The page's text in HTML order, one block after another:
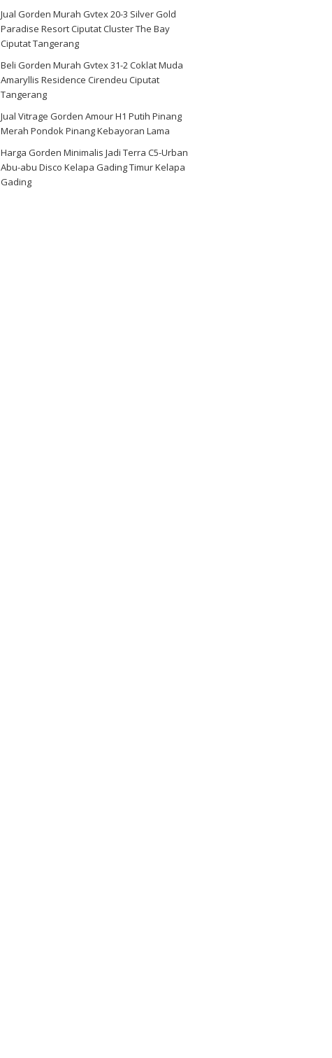
Jual Gorden Murah Gvtex 20-3 Silver Gold
Paradise Resort Ciputat Cluster The Bay
Ciputat Tangerang
Beli Gorden Murah Gvtex 31-2 Coklat Muda
Amaryllis Residence Cirendeu Ciputat
Tangerang
Jual Vitrage Gorden Amour H1 Putih Pinang
Merah Pondok Pinang Kebayoran Lama
Harga Gorden Minimalis Jadi Terra C5-Urban
Abu-abu Disco Kelapa Gading Timur Kelapa
Gading